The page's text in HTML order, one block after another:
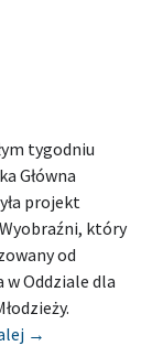
tygodniu
Główna
projekt
który
od
w Oddziale dla
[Relacja]
→